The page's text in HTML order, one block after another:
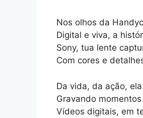
Nos olhos da
Digital e viva, a
Sony, tua lente
Com cores e
Da vida, da ação,
Gravando
Vídeos digitais, em